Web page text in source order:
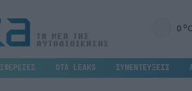
0 o
OTA LEAKS ΣΥΝΕΝΤΕΥΞΕΙΣ